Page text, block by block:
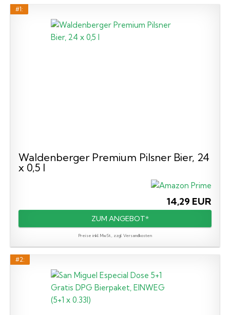
#1:
Waldenberger Premium Pilsner Bier, 24
x 0,5 l
14,29 EUR
ZUM ANGEBOT*
Preise inkl. MwSt., zzgl. Versandkosten
#2: